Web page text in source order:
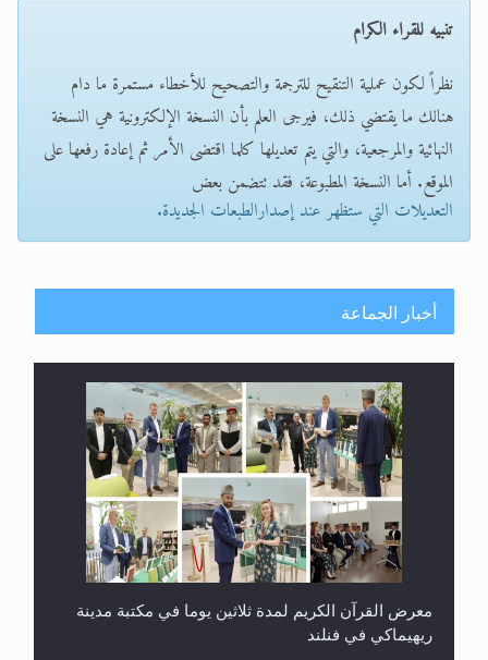
تنبيه للقراء الكرام
نظراً لكون عملية التنقيح للترجمة والتصحيح للأخطاء مستمرة ما دام
هنالك ما يقتضي ذلك، فيرجى العلم بأن النسخة الإلكترونية هي النسخة
النهائية والمرجعية، والتي يتم تعديلها كلما اقتضى الأمر ثم إعادة رفعها على
الموقع. أما النسخة المطبوعة، فقد تتضمن بعض
التعديلات التي ستظهر عند إصدارالطبعات الجديدة.
أخبار الجماعة
معرض القرآن الكريم لمدة ثلاثين يوما في مكتبة مدينة
ريهيماكي في فنلند